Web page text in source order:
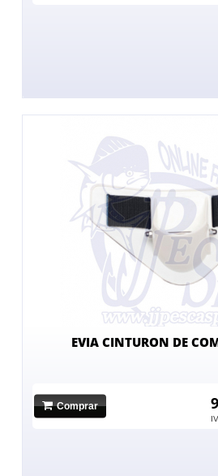
EVIA CINTURON DE
Comprar